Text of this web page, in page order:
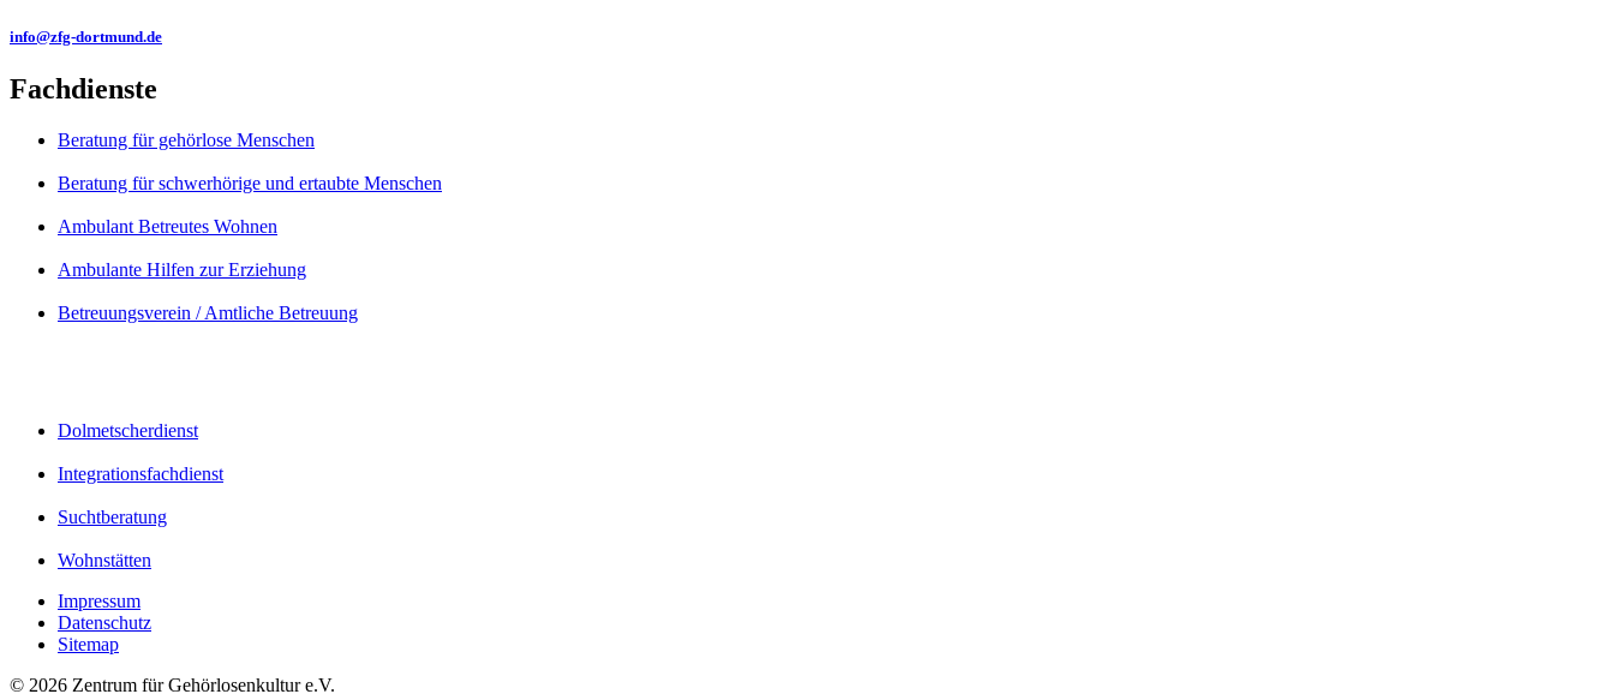
info@zfg-dortmund.de
Fachdienste
Beratung für gehörlose Menschen
Beratung für schwerhörige und ertaubte Menschen
Ambulant Betreutes Wohnen
Ambulante Hilfen zur Erziehung
Betreuungsverein / Amtliche Betreuung
Dolmetscherdienst
Integrationsfachdienst
Suchtberatung
Wohnstätten
Impressum
Datenschutz
Sitemap
© 2026 Zentrum für Gehörlosenkultur e.V.